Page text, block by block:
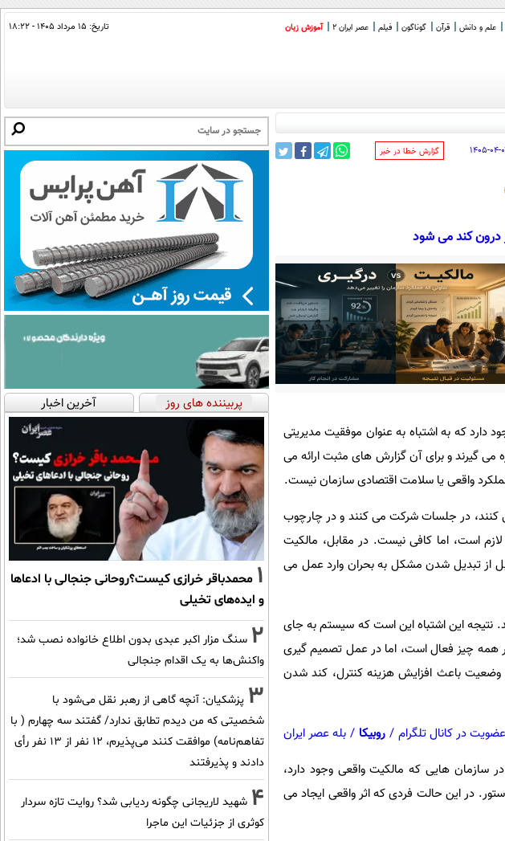
علم و دانش قرآن گوناگون فیلم عصر ایران 2 آموزش زبان تاریخ: ۱۵ مرداد ۱۴۰۵ - ۱۸:۲۲
‌گزارش خطا در خبر
درون کند می شود
که به اشتباه به عنوان موفقیت مدیریتی
می گیرند و برای آن گزارش های مثبت ارائه می
واقعی یا سلامت اقتصادی سازمان نیست.
می کنند، در جلسات شرکت می کنند و در چارچوب
است، اما کافی نیست. در مقابل، مالکیت
از تبدیل شدن مشکل به بحران وارد عمل می
نتیجه این اشتباه این است که سیستم به جای
همه چیز فعال است، اما در عمل تصمیم گیری
وضعیت باعث افزایش هزینه کنترل، کند شدن
عضویت در کانال تلگرام / روبیکا / بله عصر ایران
سازمان هایی که مالکیت واقعی وجود دارد،
در این حالت فردی که اثر واقعی ایجاد می
پربیننده های روز آخرین اخبار
1 محمدباقر خرازی کیست؟روحانی جنجالی با ادعاها
و ایده‌های تخیلی
2 سنگ مزار اکبر عبدی بدون اطلاع خانواده نصب شد؛
واکنش‌ها به یک اقدام جنجالی
3 پزشکیان‌: آنچه گاهی از رهبر نقل می‌شود با
شخصیتی که من دیدم تطابق ندارد/ گفتند سه چهارم ( با
تفاهم‌نامه) موافقت کنند می‌پذیرم، 12 نفر از 13 نفر رأی
دادند و پذیرفتند
4 شهید لاریجانی چگونه ردیابی شد؟ روایت تازه سردار
کوثری از جزئیات این ماجرا